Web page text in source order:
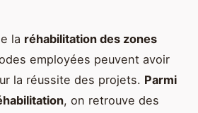
la réhabilitation des zones
employées peuvent avoir
la réussite des projets. Parmi
, on retrouve des